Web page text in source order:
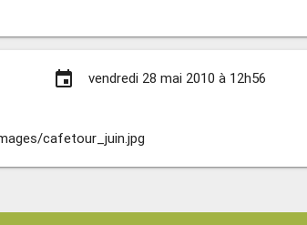
event vendredi 28 mai 2010 à 12h56
cafetour_juin.jpg